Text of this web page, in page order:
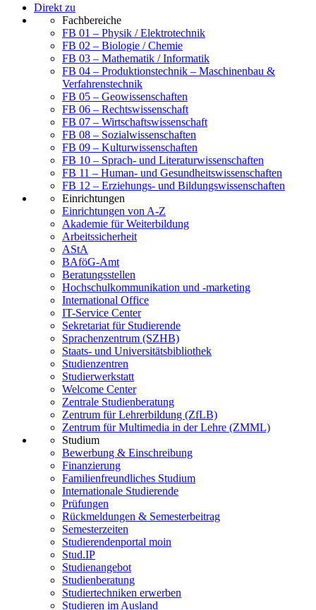
Direkt zu
Fachbereiche
FB 01 – Physik / Elektrotechnik
FB 02 – Biologie / Chemie
FB 03 – Mathematik / Informatik
FB 04 – Produktionstechnik – Maschinenbau &
Verfahrenstechnik
FB 05 – Geowissenschaften
FB 06 – Rechtswissenschaft
FB 07 – Wirtschaftswissenschaft
FB 08 – Sozialwissenschaften
FB 09 – Kulturwissenschaften
FB 10 – Sprach- und Literaturwissenschaften
FB 11 – Human- und Gesundheitswissenschaften
FB 12 – Erziehungs- und Bildungswissenschaften
Einrichtungen
Einrichtungen von A-Z
Akademie für Weiterbildung
Arbeitssicherheit
AStA
BAföG-Amt
Beratungsstellen
Hochschulkommunikation und -marketing
International Office
IT-Service Center
Sekretariat für Studierende
Sprachenzentrum (SZHB)
Staats- und Universitätsbibliothek
Studienzentren
Studierwerkstatt
Welcome Center
Zentrale Studienberatung
Zentrum für Lehrerbildung (ZfLB)
Zentrum für Multimedia in der Lehre (ZMML)
Studium
Bewerbung & Einschreibung
Finanzierung
Familienfreundliches Studium
Internationale Studierende
Prüfungen
Rückmeldungen & Semesterbeitrag
Semesterzeiten
Studierendenportal moin
Stud.IP
Studienangebot
Studienberatung
Studiertechniken erwerben
Studieren im Ausland